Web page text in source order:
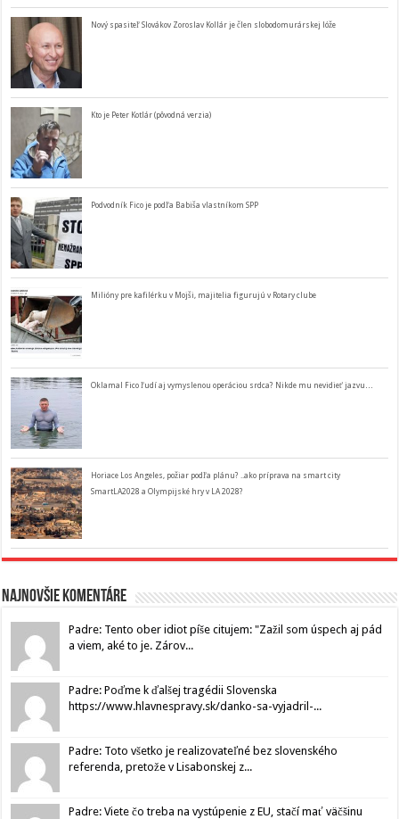
Nový spasiteľ Slovákov Zoroslav Kollár je člen slobodomurárskej lóže
Kto je Peter Kotlár (pôvodná verzia)
Podvodník Fico je podľa Babiša vlastníkom SPP
Milióny pre kafilérku v Mojši, majitelia figurujú v Rotary clube
Oklamal Fico ľudí aj vymyslenou operáciou srdca? Nikde mu nevidieť jazvu…
Horiace Los Angeles, požiar podľa plánu? ..ako príprava na smart city
SmartLA2028 a Olympijské hry v LA 2028?
Najnovšie komentáre
Padre: Tento ober idiot píše citujem: "Zažil som úspech aj pád
a viem, aké to je. Zárov...
Padre: Poďme k ďalšej tragédii Slovenska
https://www.hlavnespravy.sk/danko-sa-vyjadril-...
Padre: Toto všetko je realizovateľné bez slovenského
referenda, pretože v Lisabonskej z...
Padre: Viete čo treba na vystúpenie z EU, stačí mať väčšinu